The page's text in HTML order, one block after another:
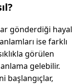
gönderdiği hayal
ise farklı
görülen
gelebilir.
başlangıçlar,